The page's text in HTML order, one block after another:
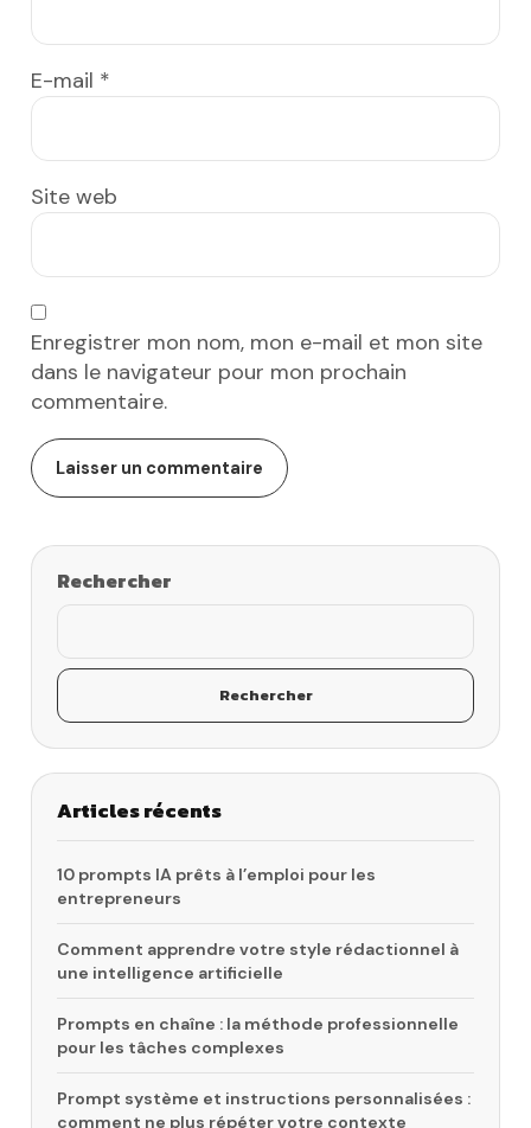
E-mail *
Site web
Enregistrer mon nom, mon e-mail et mon site
dans le navigateur pour mon prochain
commentaire.
Rechercher
Rechercher
Articles récents
10 prompts IA prêts à l’emploi pour les
entrepreneurs
Comment apprendre votre style rédactionnel à
une intelligence artificielle
Prompts en chaîne : la méthode professionnelle
pour les tâches complexes
Prompt système et instructions personnalisées :
comment ne plus répéter votre contexte